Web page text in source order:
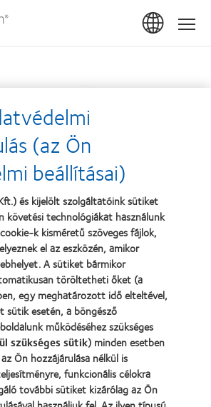
(az Ön
beállításai)
és kijelölt szolgáltatóink sütiket
követési technológiákat használunk
k kisméretű szöveges fájlok,
el az eszközén, amikor
A sütiket bármikor
töröltetheti őket (a
egy meghatározott idő elteltével,
sütik esetén, a böngésző
működéséhez szükséges
szükséges sütik) minden esetben
Ön hozzájárulása nélkül is
funkcionális célokra
további sütiket kizárólag az Ön